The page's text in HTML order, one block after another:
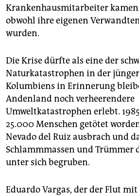
Krankenhausmitarbeiter
obwohl ihre eigenen
wurden.
Die Krise dürfte als eine der
Naturkatastrophen in der
Kolumbiens in Erinnerung
Andenland noch verheerendere
Umweltkatastrophen erlebt.
25.000 Menschen getötet
Nevado del Ruiz ausbrach und
Schlammmassen und Trümmer
unter sich begruben.
Eduardo Vargas, der der Flut